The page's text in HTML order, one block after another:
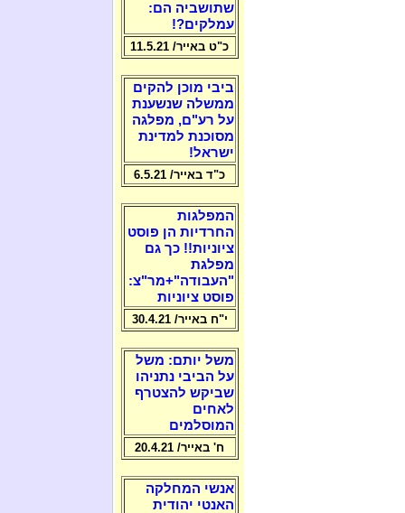
שתושביה הם:
עמלקים?!
כ"ט באייר/ 11.5.21
ביבי מוכן להקים
ממשלה שנשענת
על רע"ם, מפלגה
מסוכנת למדינת
ישראל!
כ"ד באייר/ 6.5.21
המפלגות
החרדיות הן פוסט
ציוניות!! כך גם
מפלגת
"העבודה"+מר"צ:
פוסט ציוניות
י"ח באייר/ 30.4.21
משל יותם: משל
על הביבי נתניהו
שביקש להצטרף
לאחים
המוסלמים
ח' באייר/ 20.4.21
אנשי המחלקה
האנטי יהודית